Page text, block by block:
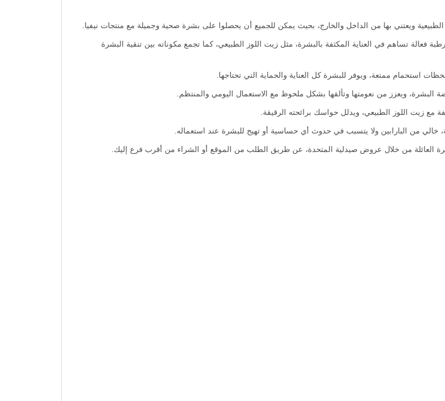
ويعتني بها من الداخل والخارج، بحيث يمكن للجميع أن يحصلوا على بشرة صحية وجميلة مع منتجات نيفيا.
تساهم في العناية المكثفة بالبشرة، مثل زيت اللوز الطبيعي، كما تجمع مكوناته بين تنقية البشرة
استحمام ممتعة، ويوفر للبشرة كل العناية والحماية التي تحتاجها.
ويعزز من نعومتها وتألقها بشكل ملحوظ مع الاستعمال اليومي والمنتظم.
مع زيت اللوز الطبيعي، ويدلل حواسك برائحته الرقيقة.
من البارابين ولا يتسبب في حدوث أي حساسية أو تهيج للبشرة عند استعماله.
العائلة من خلال عروض صيدلية المتحدة، عن طريق الطلب من الموقع أو الشراء من أقرب فرع إليك.